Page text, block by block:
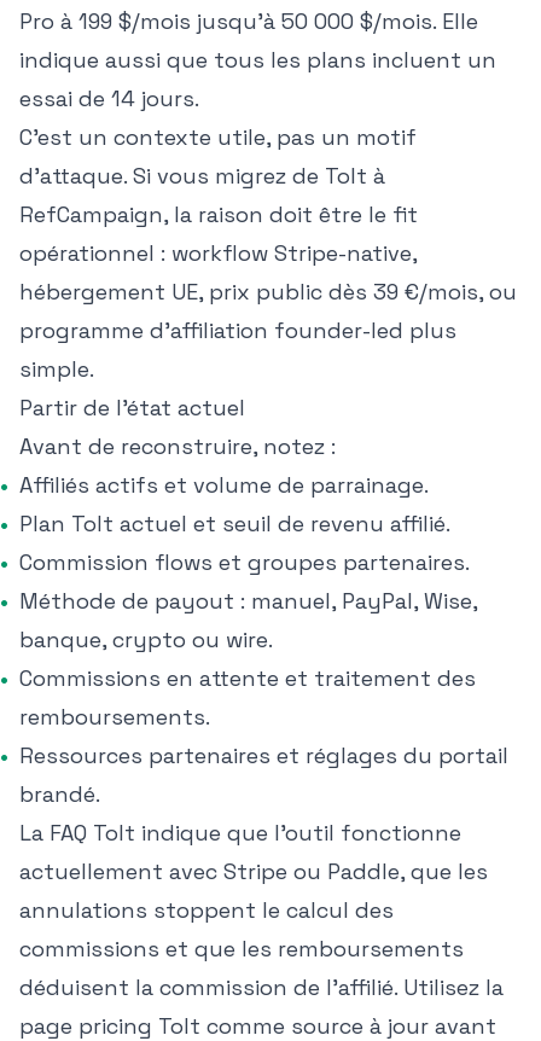
Pro à 199 $/mois jusqu'à 50 000 $/mois. Elle
indique aussi que tous les plans incluent un
essai de 14 jours.
C'est un contexte utile, pas un motif
d'attaque. Si vous migrez de Tolt à
RefCampaign, la raison doit être le fit
opérationnel : workflow Stripe-native,
hébergement UE, prix public dès 39 €/mois, ou
programme d'affiliation founder-led plus
simple.
Partir de l'état actuel
Avant de reconstruire, notez :
Affiliés actifs et volume de parrainage.
Plan Tolt actuel et seuil de revenu affilié.
Commission flows et groupes partenaires.
Méthode de payout : manuel, PayPal, Wise,
banque, crypto ou wire.
Commissions en attente et traitement des
remboursements.
Ressources partenaires et réglages du portail
brandé.
La FAQ Tolt indique que l'outil fonctionne
actuellement avec Stripe ou Paddle, que les
annulations stoppent le calcul des
commissions et que les remboursements
déduisent la commission de l'affilié. Utilisez la
page pricing Tolt comme source à jour avant